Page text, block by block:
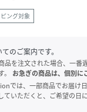
ング対象
のご案内です。
品を注文された場合、一番
お急ぎの商品は、個別に
では、一部商品でお届け
ていただくと、ご希望の日